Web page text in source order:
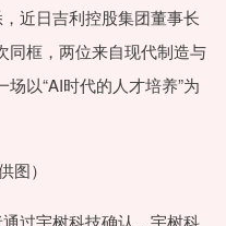
近日吉利控股集团董事长
同框，两位来自现代制造与
以“AI时代的人才培养”为
图）